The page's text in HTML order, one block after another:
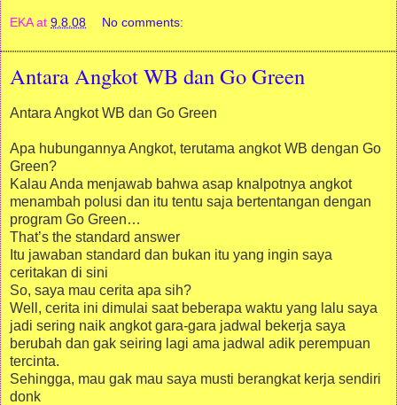
EKA at 9.8.08 No comments:
Antara Angkot WB dan Go Green
Antara Angkot WB dan Go Green
Apa hubungannya Angkot, terutama angkot WB dengan Go
Green?
Kalau Anda menjawab bahwa asap knalpotnya angkot
menambah polusi dan itu tentu saja bertentangan dengan
program Go Green…
That’s the standard answer
Itu jawaban standard dan bukan itu yang ingin saya
ceritakan di sini
So, saya mau cerita apa sih?
Well, cerita ini dimulai saat beberapa waktu yang lalu saya
jadi sering naik angkot gara-gara jadwal bekerja saya
berubah dan gak seiring lagi ama jadwal adik perempuan
tercinta.
Sehingga, mau gak mau saya musti berangkat kerja sendiri
donk